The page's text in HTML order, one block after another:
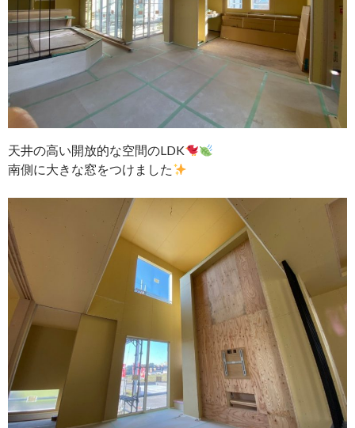
天井の高い開放的な空間のLDK
南側に大きな窓をつけました